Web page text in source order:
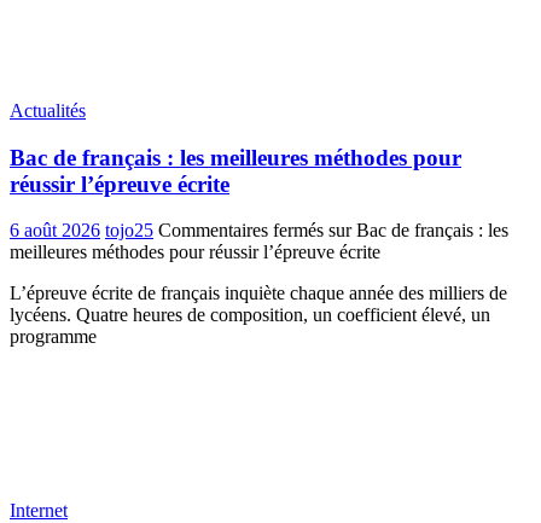
Actualités
Bac de français : les meilleures méthodes pour
réussir l’épreuve écrite
6 août 2026 tojo25 Commentaires fermés sur Bac de français : les
meilleures méthodes pour réussir l’épreuve écrite
L’épreuve écrite de français inquiète chaque année des milliers de
lycéens. Quatre heures de composition, un coefficient élevé, un
programme
Internet